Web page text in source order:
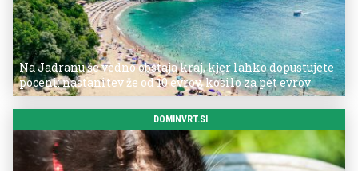
Na Jadranu še vedno obstaja kraj, kjer lahko dopustujete
poceni: nastanitev že od 10 evrov, kosilo za pet evrov
DOMINVRT.SI